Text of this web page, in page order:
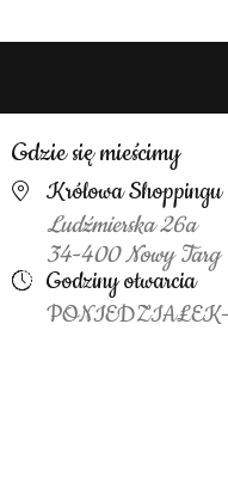
Gdzie się mieścimy
Królowa Shoppingu
Ludźmierska 26a
34-400 Nowy Targ
Godziny otwarcia